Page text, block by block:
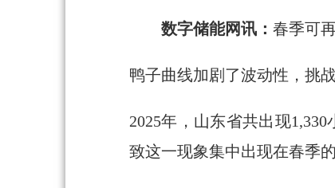
数字储能网讯： 春季可
鸭子曲线加剧了波动性，挑
2025年，山东省共出现
致这一现象集中出现在春季的